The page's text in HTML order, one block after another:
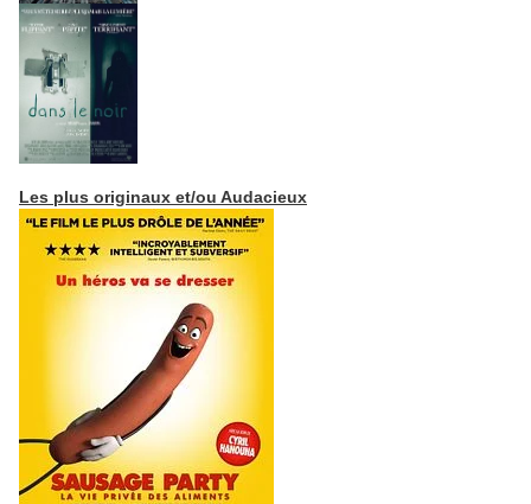
Les plus originaux et/ou Audacieux